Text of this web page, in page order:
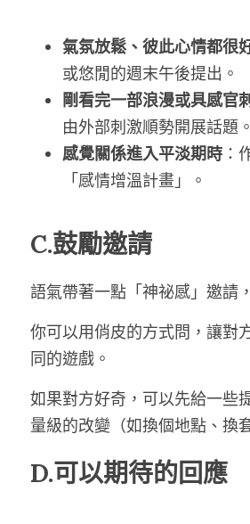
氣氛放鬆、彼此心情都很
或悠閒的週末午後提出。
剛看完一部浪漫或具感官
由外部刺激順勢開展話題。
感覺關係進入平淡期時 ：
「感情增溫計畫」。
C.鼓勵邀請
語氣帶著一點「神祕感」邀請
你可以用俏皮的方式問，讓對
同的遊戲。
如果對方好奇，可以先給一些
量級的改變（如換個地點、換
D.可以期待的回應